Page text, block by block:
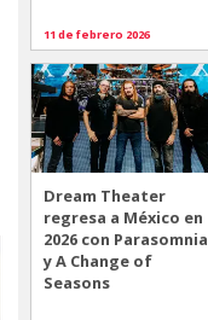
11 de febrero 2026
Dream Theater
regresa a México en
2026 con Parasomnia
y A Change of
Seasons